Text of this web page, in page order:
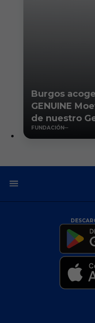
Burgos
GENUINE
de nuestro
FUNDACIÓN